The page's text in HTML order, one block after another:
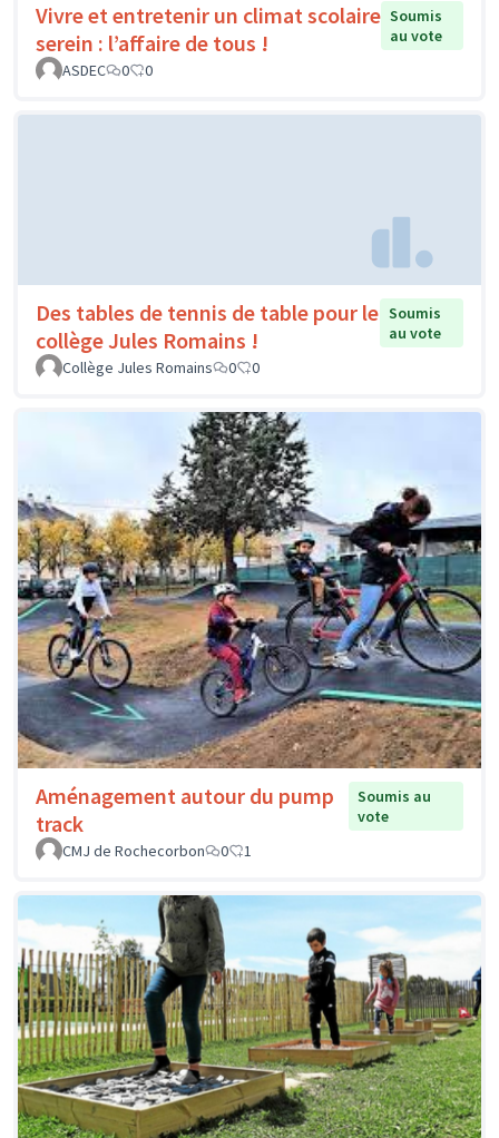
Vivre et entretenir un climat scolaire
serein : l’affaire de tous !
Soumis
au vote
ASDEC
0 0
Des tables de tennis de table pour le
collège Jules Romains !
Soumis
au vote
Collège Jules Romains
0 0
Aménagement autour du pump
track
Soumis au
vote
CMJ de Rochecorbon
0 1